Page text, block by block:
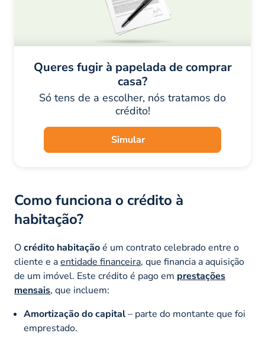
Queres fugir à papelada de comprar
casa?
Só tens de a escolher, nós tratamos do
crédito!
Simular
Como funciona o crédito à
habitação?
Ocrédito habitaçãoé um contrato celebrado entre o
cliente e aentidade financeira, que financia a aquisição
de um imóvel. Este crédito é pago em prestações
mensais, que incluem:
Amortização do capital– parte do montante que foi
emprestado.